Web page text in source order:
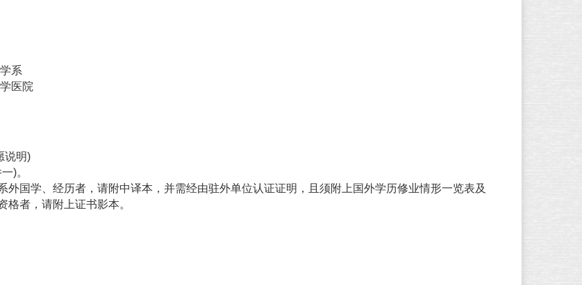
系
医院
说明)
)。
外国学、经历者，请附中译本，并需经由驻外单位认证证明，且须附上国外学历修业情形一览表及
者，请附上证书影本。